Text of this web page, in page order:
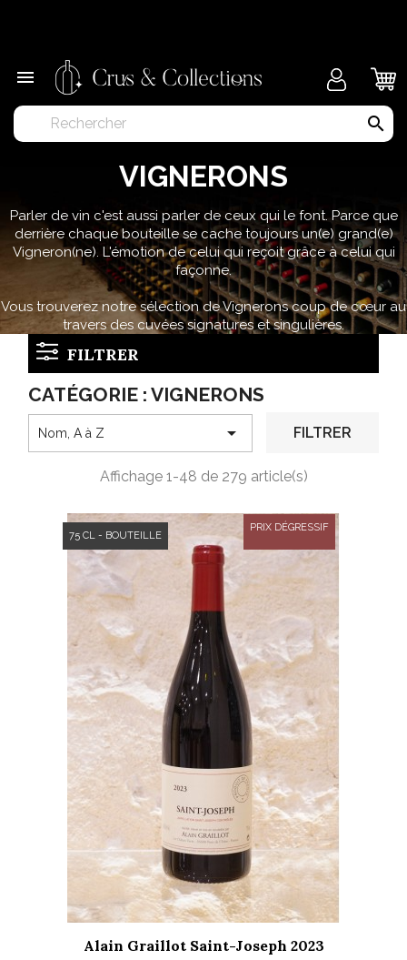

search
VIGNERONS
Parler de vin c'est aussi parler de ceux qui le font. Parce que
derrière chaque bouteille se cache toujours un(e) grand(e)
Vigneron(ne). L'émotion de celui qui reçoit grâce à celui qui
façonne.
Vous trouverez notre sélection de Vignerons coup de cœur au
travers des cuvées signatures et singulières.
FILTRER
CATÉGORIE : VIGNERONS
Nom, A à Z  FILTRER
Affichage 1-48 de 279 article(s)
Alain Graillot Saint-Joseph 2023
75 CL - BOUTEILLE
PRIX DÉGRESSIF